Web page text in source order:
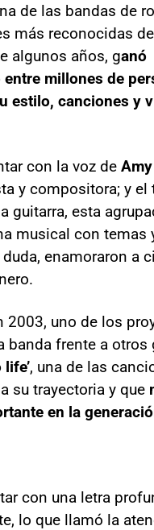
de las bandas de
más reconocidas
algunos años, ganó
millones de
estilo, canciones y
con la voz de
y compositora; y el
guitarra, esta
musical con temas
enamoraron a
2003, uno de los
banda frente a otros
life’, una de las
su trayectoria y que
en la
con una letra
lo que llamó la